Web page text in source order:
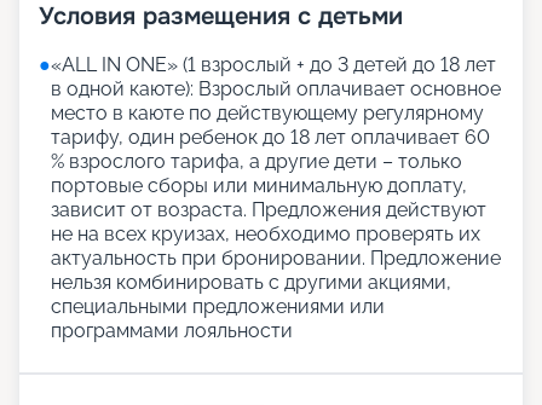
Условия размещения с детьми
●«АLL IN ONE» (1 взрослый + до 3 детей до 18 лет
в одной каюте): Взрослый оплачивает основное
место в каюте по действующему регулярному
тарифу, один ребенок до 18 лет оплачивает 60
% взрослого тарифа, а другие дети – только
портовые сборы или минимальную доплату,
зависит от возраста. Предложения действуют
не на всех круизах, необходимо проверять их
актуальность при бронировании. Предложение
нельзя комбинировать с другими акциями,
специальными предложениями или
программами лояльности